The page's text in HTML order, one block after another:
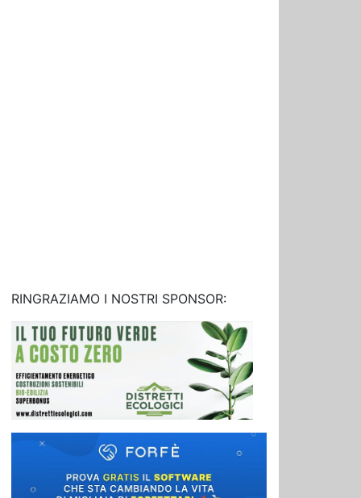
RINGRAZIAMO I NOSTRI SPONSOR: